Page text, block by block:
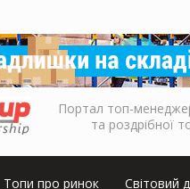
Портал топ-
та роздрібної
Топи про ринок Світовий